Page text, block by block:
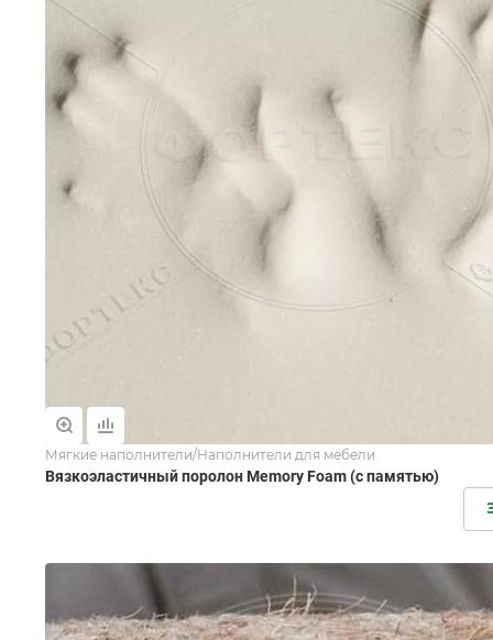
Мягкие наполнители/Наполнители для мебели
Вязкоэластичный поролон Memory Foam (с памятью)